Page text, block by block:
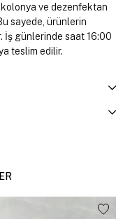
kolonya ve dezenfektan
sayede, ürünlerin
İş günlerinde saat 16:00
teslim edilir.